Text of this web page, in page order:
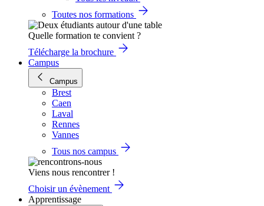
Toutes nos formations
Quelle formation te convient ?
Télécharge la brochure
Campus
Campus
Brest
Caen
Laval
Rennes
Vannes
Tous nos campus
Viens nous rencontrer !
Choisir un évènement
Apprentissage